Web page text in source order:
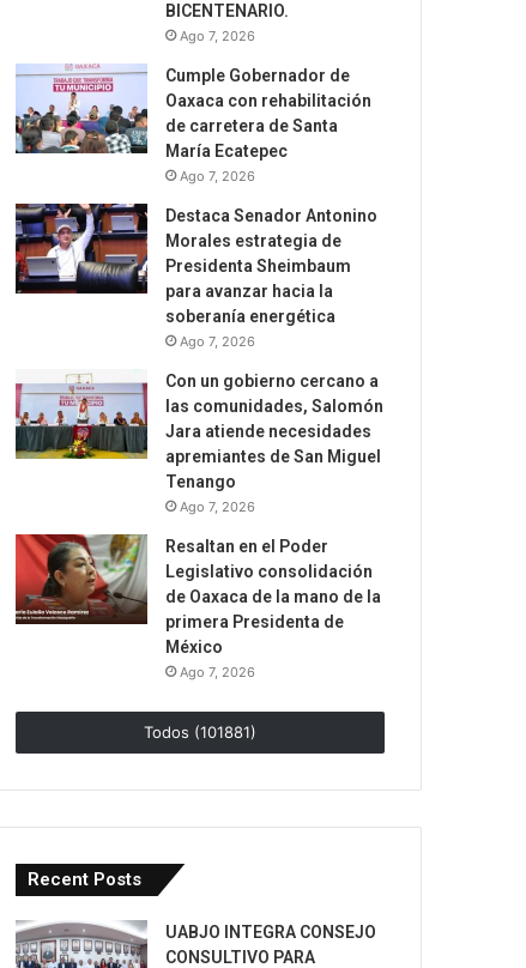
BICENTENARIO.
Ago 7, 2026
Cumple Gobernador de
Oaxaca con rehabilitación
de carretera de Santa
María Ecatepec
Ago 7, 2026
Destaca Senador Antonino
Morales estrategia de
Presidenta Sheimbaum
para avanzar hacia la
soberanía energética
Ago 7, 2026
Con un gobierno cercano a
las comunidades, Salomón
Jara atiende necesidades
apremiantes de San Miguel
Tenango
Ago 7, 2026
Resaltan en el Poder
Legislativo consolidación
de Oaxaca de la mano de la
primera Presidenta de
México
Ago 7, 2026
Todos (101881)
Recent Posts
UABJO INTEGRA CONSEJO
CONSULTIVO PARA